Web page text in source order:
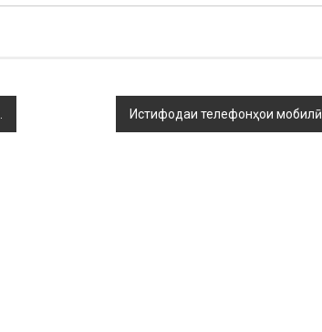
Истифодаи телефонҳои мобилӣ.